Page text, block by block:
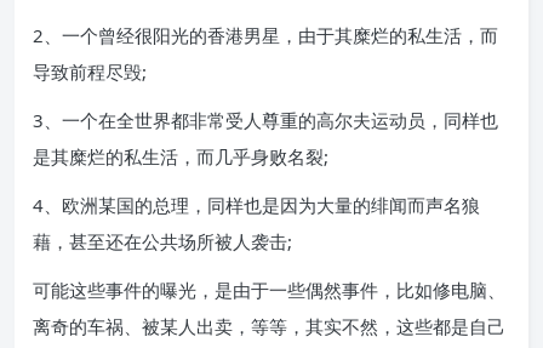
2、一个曾经很阳光的香港男星，由于其糜烂的私生活，而
导致前程尽毁;
3、一个在全世界都非常受人尊重的高尔夫运动员，同样也
是其糜烂的私生活，而几乎身败名裂;
4、欧洲某国的总理，同样也是因为大量的绯闻而声名狼
藉，甚至还在公共场所被人袭击;
可能这些事件的曝光，是由于一些偶然事件，比如修电脑、
离奇的车祸、被某人出卖，等等，其实不然，这些都是自己